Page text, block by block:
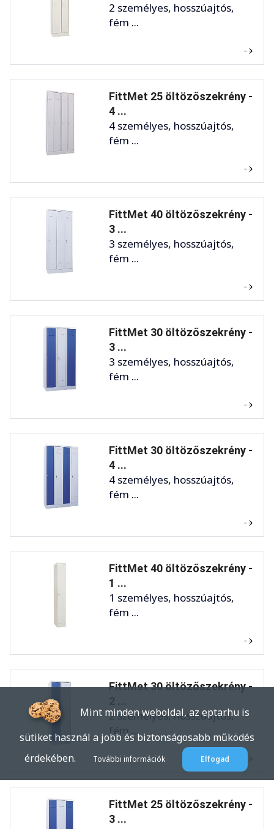
2 személyes, hosszúajtós,
fém ...
FittMet 25 öltözőszekrény -
4 ...
4 személyes, hosszúajtós,
fém ...
FittMet 40 öltözőszekrény -
3 ...
3 személyes, hosszúajtós,
fém ...
FittMet 30 öltözőszekrény -
3 ...
3 személyes, hosszúajtós,
fém ...
FittMet 30 öltözőszekrény -
4 ...
4 személyes, hosszúajtós,
fém ...
FittMet 40 öltözőszekrény -
1 ...
1 személyes, hosszúajtós,
fém ...
FittMet 30 öltözőszekrény -
2 személyes, hosszúajtós,
fém ...
FittMet 25 öltözőszekrény -
3 ...
Mint minden weboldal, az eptar.hu is
sütiket használ a jobb és biztonságosabb működés
érdekében.
További információk Elfogad